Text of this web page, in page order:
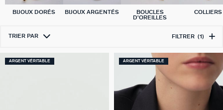
BIJOUX DORÉS BIJOUX ARGENTÉS
BOUCLES
D'OREILLES
COLLIERS
TRIER PAR FILTRER (1)
ARGENT VÉRITABLE ARGENT VÉRITABLE